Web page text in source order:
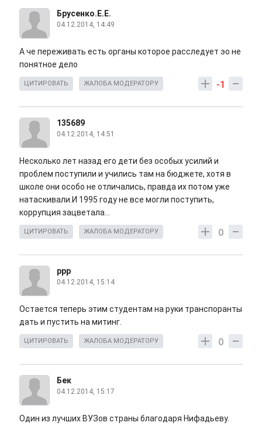
Брусенко.Е.Е.
04.12.2014, 14:49
А че переживать есть органы которое расследует эо не
понятное дело
-1
ЦИТИРОВАТЬ ЖАЛОБА МОДЕРАТОРУ
135689
04.12.2014, 14:51
Несколько лет назад его дети без особых усилий и
проблем поступили и учились там на бюджете, хотя в
школе они особо не отличались, правда их потом уже
натаскивали.И 1995 году не все могли поступить,
коррупция зацветала...
0
ЦИТИРОВАТЬ ЖАЛОБА МОДЕРАТОРУ
ррр
04.12.2014, 15:14
Остается теперь этим студентам на руки транспоранты
дать и пустить на митинг.
0
ЦИТИРОВАТЬ ЖАЛОБА МОДЕРАТОРУ
Бек
04.12.2014, 15:17
Один из лучших ВУЗов страны благодаря Нифадьеву.